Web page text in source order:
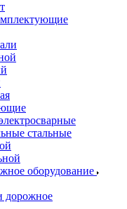
стальные
оборудование
дорожное